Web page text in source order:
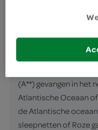
zuurteregelaar:
(A**) gevangen in het
Atlantische Oceaan
de Atlantische
sleepnetten of Roze